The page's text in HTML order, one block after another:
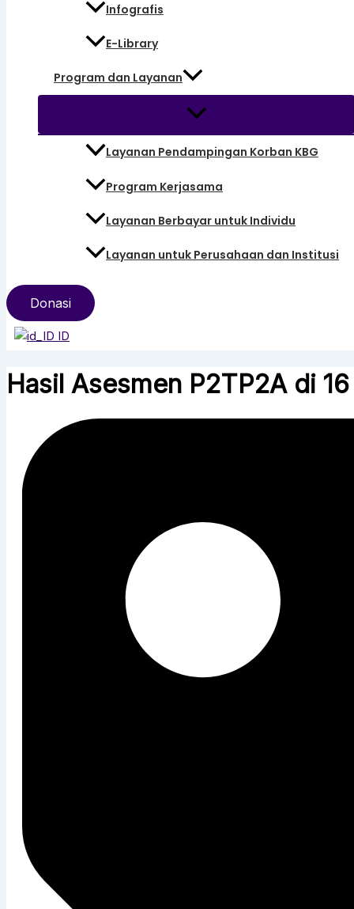
Infografis
E-Library
Program dan Layanan
Layanan Pendampingan Korban KBG
Program Kerjasama
Layanan Berbayar untuk Individu
Layanan untuk Perusahaan dan Institusi
Donasi
ID
Hasil Asesmen P2TP2A di